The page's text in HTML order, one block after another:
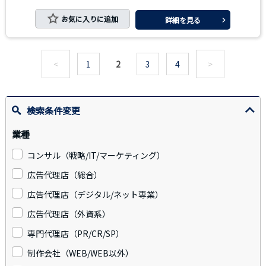
お気に入りに追加 詳細を見る
< 1 2 3 4 >
検索条件変更
業種
コンサル（戦略/IT/マーケティング）
広告代理店（総合）
広告代理店（デジタル/ネット専業）
広告代理店（外資系）
専門代理店（PR/CR/SP）
制作会社（WEB/WEB以外）